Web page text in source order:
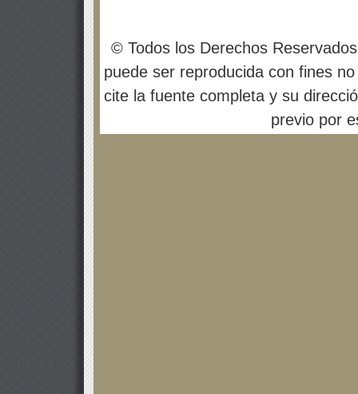
© Todos los Derechos
puede ser reproducida con fines
cite la fuente completa y su
previo por